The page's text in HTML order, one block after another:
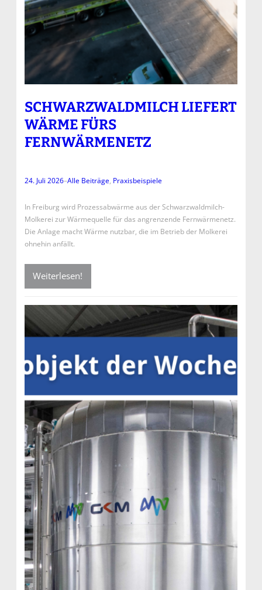
SCHWARZWALDMILCH LIEFERT
WÄRME FÜRS
FERNWÄRMENETZ
24. Juli 2026–Alle Beiträge, Praxisbeispiele
In Freiburg wird Prozessabwärme aus der Schwarzwaldmilch-
Molkerei zur Wärmequelle für das angrenzende Fernwärmenetz.
Die Anlage macht Wärme nutzbar, die im Betrieb der Molkerei
ohnehin anfällt.
Weiterlesen!